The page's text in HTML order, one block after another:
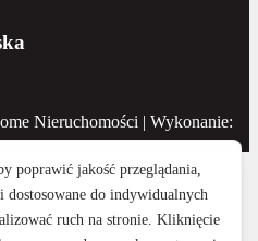
Nieruchomości | Wykonanie: